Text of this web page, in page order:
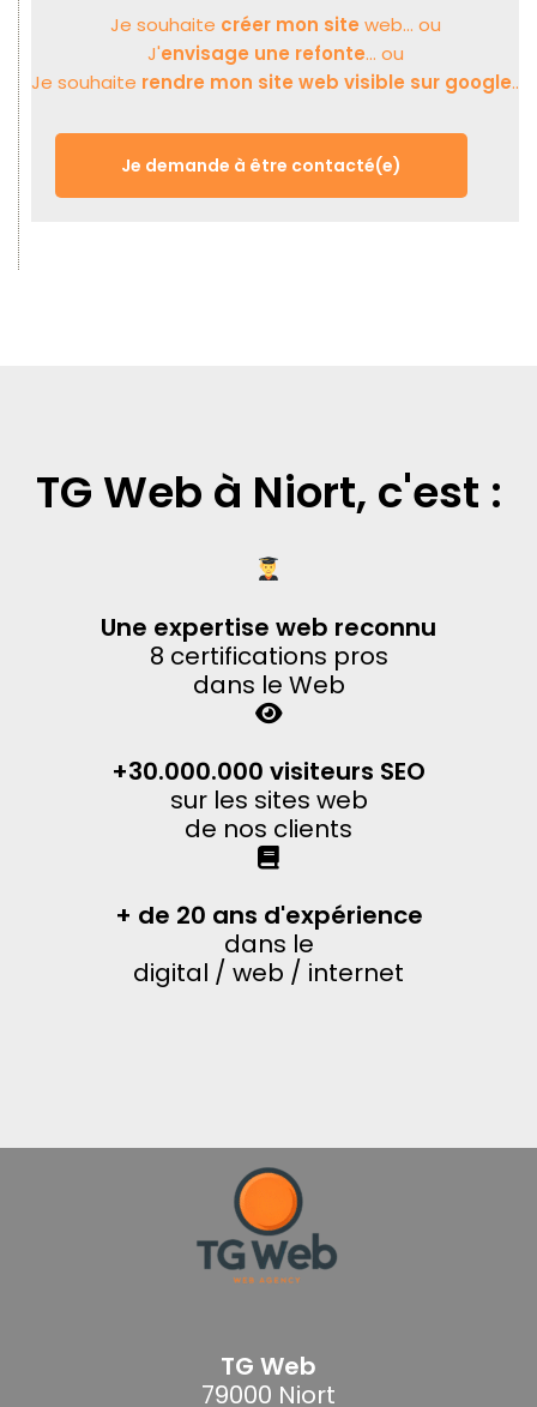
Je souhaite créer mon site web... ou
J'envisage une refonte... ou
Je souhaite rendre mon site web visible sur google..
Je demande à être contacté(e)
TG Web à Niort, c'est :
Une expertise web reconnu
8 certifications pros
dans le Web
+30.000.000 visiteurs SEO
sur les sites web
de nos clients
+ de 20 ans d'expérience
dans le
digital / web / internet
TG Web
79000 Niort